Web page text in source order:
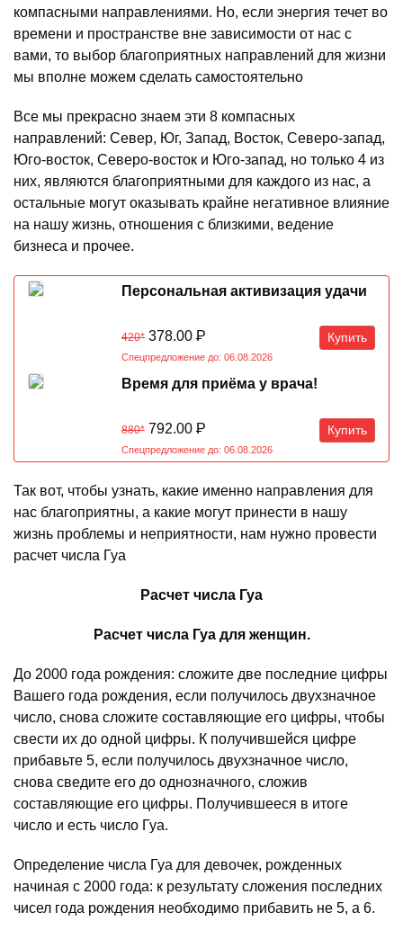
компасными направлениями. Но, если энергия течет во
времени и пространстве вне зависимости от нас с
вами, то выбор благоприятных направлений для жизни
мы вполне можем сделать самостоятельно
Все мы прекрасно знаем эти 8 компасных
направлений: Север, Юг, Запад, Восток, Северо-запад,
Юго-восток, Северо-восток и Юго-запад, но только 4 из
них, являются благоприятными для каждого из нас, а
остальные могут оказывать крайне негативное влияние
на нашу жизнь, отношения с близкими, ведение
бизнеса и прочее.
Персональная активизация удачи
420* 378.00 Р Купить
Спецпредложение до: 06.08.2026
Время для приёма у врача!
880* 792.00 Р Купить
Спецпредложение до: 06.08.2026
Так вот, чтобы узнать, какие именно направления для
нас благоприятны, а какие могут принести в нашу
жизнь проблемы и неприятности, нам нужно провести
расчет числа Гуа
Расчет числа Гуа
Расчет числа Гуа для женщин.
До 2000 года рождения: сложите две последние цифры
Вашего года рождения, если получилось двухзначное
число, снова сложите составляющие его цифры, чтобы
свести их до одной цифры. К получившейся цифре
прибавьте 5, если получилось двухзначное число,
снова сведите его до однозначного, сложив
составляющие его цифры. Получившееся в итоге
число и есть число Гуа.
Определение числа Гуа для девочек, рожденных
начиная с 2000 года: к результату сложения последних
чисел года рождения необходимо прибавить не 5, а 6.